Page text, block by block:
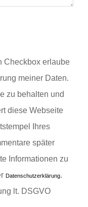
Checkbox erlaube
meiner Daten.
zu behalten und
diese Webseite
Ihres
später
Informationen zu
Datenschutzerklärung.
lt. DSGVO